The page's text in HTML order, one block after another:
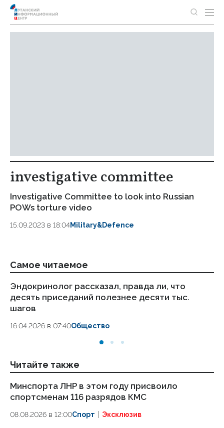
investigative committee
Investigative Committee to look into Russian
POWs torture video
15.09.2023 в 18:04Military&Defence
Самое читаемое
Эндокринолог рассказал, правда ли, что
десять приседаний полезнее десяти тыс.
шагов
16.04.2026 в 07:40Общество
Читайте также
Минспорта ЛНР в этом году присвоило
спортсменам 116 разрядов КМС
08.08.2026 в 12:00Спорт Эксклюзив